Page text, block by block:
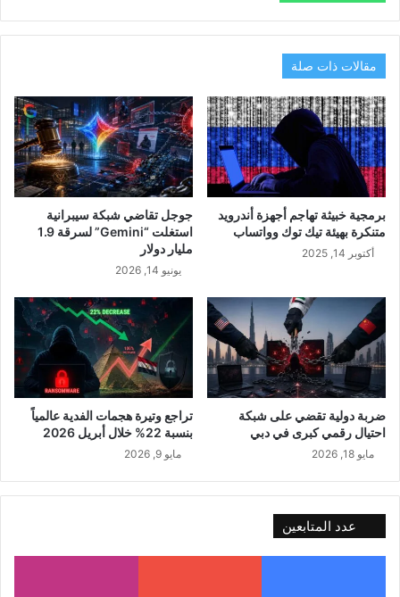
مقالات ذات صلة
برمجية خبيثة تهاجم أجهزة أندرويد
متنكرة بهيئة تيك توك وواتساب
أكتوبر 14, 2025
جوجل تقاضي شبكة سيبرانية
استغلت “Gemini” لسرقة 1.9
مليار دولار
يونيو 14, 2026
ضربة دولية تقضي على شبكة
احتيال رقمي كبرى في دبي
مايو 18, 2026
تراجع وتيرة هجمات الفدية عالمياً
بنسبة 22% خلال أبريل 2026
مايو 9, 2026
عدد المتابعين